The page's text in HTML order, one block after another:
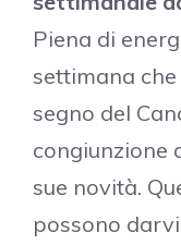
Piena di
settimana
segno del
congiunzione
sue novità.
possono